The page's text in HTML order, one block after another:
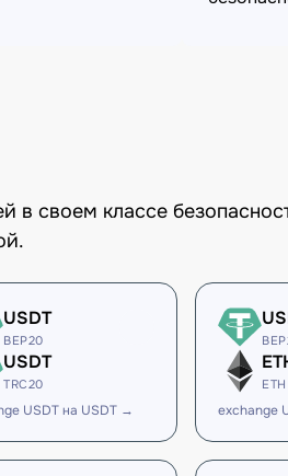
в своем классе
USDT
BEP20
USDT
TRC20
USDT на USDT →
ETH
exchange